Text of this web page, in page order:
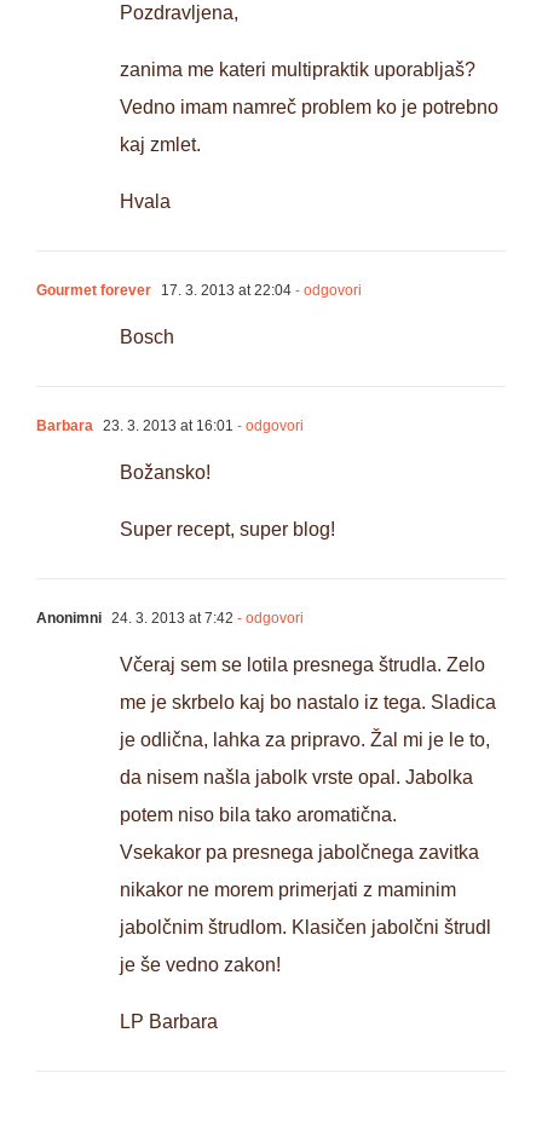
Pozdravljena,
zanima me kateri multipraktik uporabljaš?
Vedno imam namreč problem ko je potrebno
kaj zmlet.
Hvala
Gourmet forever 17. 3. 2013 at 22:04 - odgovori
Bosch
Barbara 23. 3. 2013 at 16:01 - odgovori
Božansko!
Super recept, super blog!
Anonimni 24. 3. 2013 at 7:42 - odgovori
Včeraj sem se lotila presnega štrudla. Zelo
me je skrbelo kaj bo nastalo iz tega. Sladica
je odlična, lahka za pripravo. Žal mi je le to,
da nisem našla jabolk vrste opal. Jabolka
potem niso bila tako aromatična.
Vsekakor pa presnega jabolčnega zavitka
nikakor ne morem primerjati z maminim
jabolčnim štrudlom. Klasičen jabolčni štrudl
je še vedno zakon!
LP Barbara